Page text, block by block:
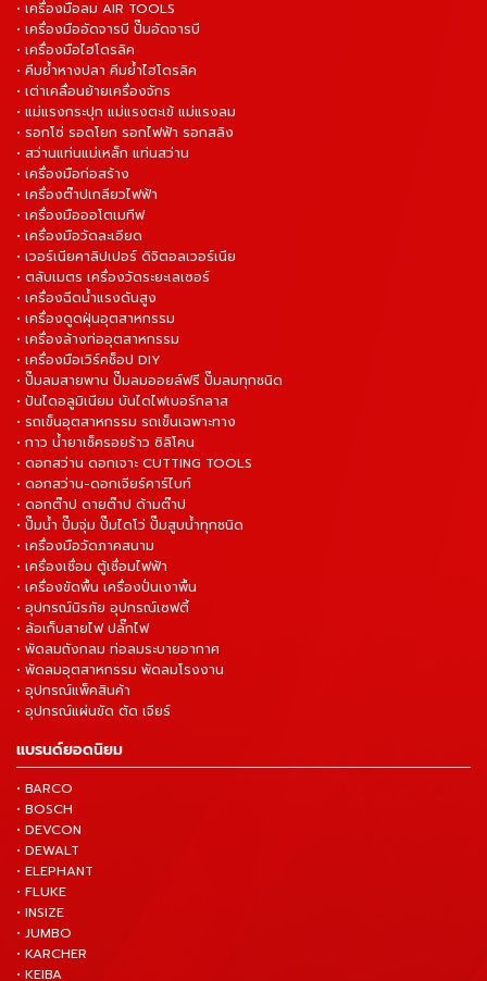
• เครื่องมือลม AIR TOOLS
• เครื่องมืออัดจารบี ปั๊มอัดจารบี
• เครื่องมือไฮโดรลิค
• คีมย้ำหางปลา คีมย้ำไฮโดรลิค
• เต่าเคลื่อนย้ายเครื่องจักร
• แม่แรงกระปุก แม่แรงตะเข้ แม่แรงลม
• รอกโซ่ รอดโยก รอกไฟฟ้า รอกสลิง
• สว่านแท่นแม่เหล็ก แท่นสว่าน
• เครื่องมือก่อสร้าง
• เครื่องต๊าปเกลียวไฟฟ้า
• เครื่องมือออโตเมทีฟ
• เครื่องมือวัดละเอียด
• เวอร์เนียคาลิปเปอร์ ดิจิตอลเวอร์เนีย
• ตลับเมตร เครื่องวัดระยะเลเซอร์
• เครื่องฉีดน้ำแรงดันสูง
• เครื่องดูดฝุ่นอุตสาหกรรม
• เครื่องล้างท่ออุตสาหกรรม
• เครื่องมือเวิร์คช็อป DIY
• ปั๊มลมสายพาน ปั๊มลมออยล์ฟรี ปั๊มลมทุกชนิด
• ปันไดอลูมิเนียม บันไดไฟเบอร์กลาส
• รถเข็นอุตสาหกรรม รถเข็นเฉพาะทาง
• กาว น้ำยาเช็ครอยร้าว ซิลิโคน
• ดอกสว่าน ดอกเจาะ CUTTING TOOLS
• ดอกสว่าน-ดอกเจียร์คาร์ไบท์
• ดอกต๊าป ดายต๊าป ด้ามต๊าป
• ปั๊มน้ำ ปั๊มจุ่ม ปั๊มไดโว่ ปั๊มสูบน้ำทุกชนิด
• เครื่องมือวัดภาคสนาม
• เครื่องเชื่อม ตู้เชื่อมไฟฟ้า
• เครื่องขัดพื้น เครื่องปั่นเงาพื้น
• อุปกรณ์นิรภัย อุปกรณ์เซฟตี้
• ล้อเก็บสายไฟ ปลั๊กไฟ
• พัดลมถังกลม ท่อลมระบายอากาศ
• พัดลมอุตสาหกรรม พัดลมโรงงาน
• อุปกรณ์แพ็คสินค้า
• อุปกรณ์แผ่นขัด ตัด เจียร์
แบรนด์ยอดนิยม
• BARCO
• BOSCH
• DEVCON
• DEWALT
• ELEPHANT
• FLUKE
• INSIZE
• JUMBO
• KARCHER
• KEIBA